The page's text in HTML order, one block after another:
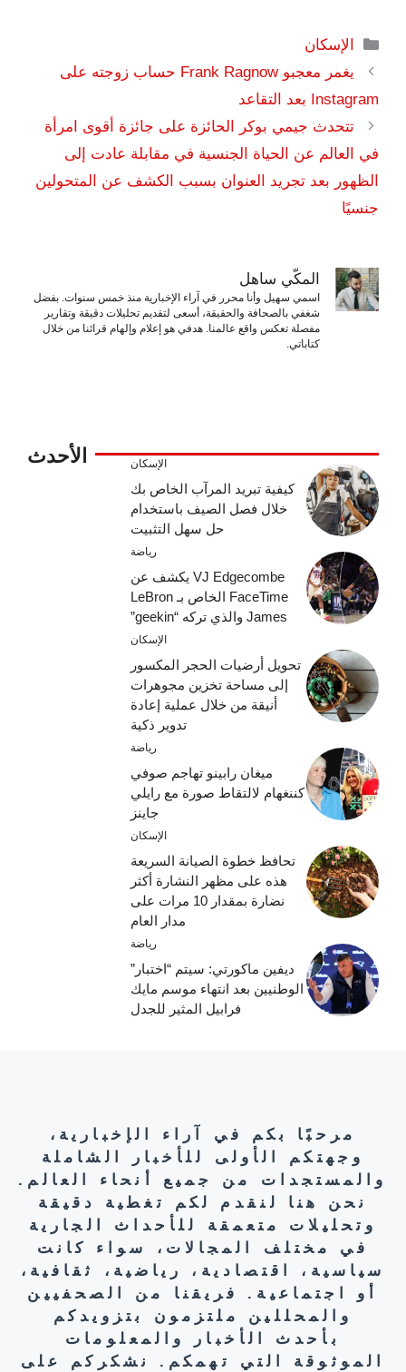
التصنيفات
الإسكان
يغمر معجبو Frank Ragnow حساب زوجته على
Instagram بعد التقاعد
تتحدث جيمي بوكر الحائزة على جائزة أقوى امرأة
في العالم عن الحياة الجنسية في مقابلة عادت إلى
الظهور بعد تجريد العنوان بسبب الكشف عن المتحولين
جنسيًا
المكّي ساهل
اسمي سهيل وأنا محرر في آراء الإخبارية منذ خمس سنوات. بفضل
شغفي بالصحافة والحقيقة، أسعى لتقديم تحليلات دقيقة وتقارير
مفصلة تعكس واقع عالمنا. هدفي هو إعلام وإلهام قرائنا من خلال
كتاباتي.
الأحدث الإسكان
كيفية تبريد المرآب الخاص بك
خلال فصل الصيف باستخدام
حل سهل التثبيت
رياضة
VJ Edgecombe يكشف عن
FaceTime الخاص بـ LeBron
James والذي تركه “geekin”
الإسكان
تحويل أرضيات الحجر المكسور
إلى مساحة تخزين مجوهرات
أنيقة من خلال عملية إعادة
تدوير ذكية
رياضة
ميغان رابينو تهاجم صوفي
كننغهام لالتقاط صورة مع رايلي
جاينز
الإسكان
تحافظ خطوة الصيانة السريعة
هذه على مظهر النشارة أكثر
نضارة بمقدار 10 مرات على
مدار العام
رياضة
ديفين ماكورتي: سيتم “اختبار”
الوطنيين بعد انتهاء موسم مايك
فرابيل المثير للجدل
مرحبًا بكم في آراء الإخبارية،
وجهتكم الأولى للأخبار الشاملة
والمستجدات من جميع أنحاء العالم.
نحن هنا لنقدم لكم تغطية دقيقة
وتحليلات متعمقة للأحداث الجارية
في مختلف المجالات، سواء كانت
سياسية، اقتصادية، رياضية، ثقافية،
أو اجتماعية. فريقنا من الصحفيين
والمحللين ملتزمون بتزويدكم
بأحدث الأخبار والمعلومات
الموثوقة التي تهمكم. نشكركم على